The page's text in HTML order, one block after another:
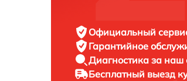
Официальный
Гарантийное
Диагностика за наш
Бесплатный выезд